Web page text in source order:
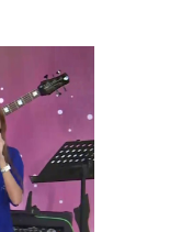
2025/10/10【萬
物讚頌頌歌 – 太
陽與生態音樂
會】紀念聖方濟
與已逝教宗方濟
各（上）